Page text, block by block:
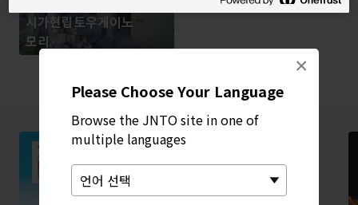
Please Choose Your Language
Browse the JNTO site in one of
multiple languages
×
시가현립토우게이노
모리